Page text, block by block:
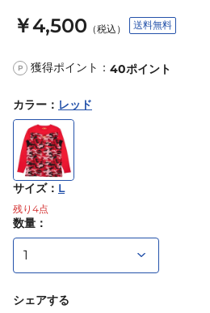
￥4,500 （税込） 送料無料
P 獲得ポイント： 40ポイント
カラー ： レッド
サイズ： L
残り 4点
数量：
シェアする